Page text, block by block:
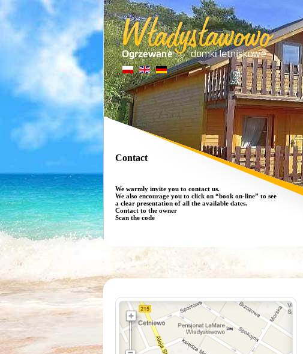
Contact
We warmly invite you to contact us.
We also encourage you to click on “book on-line” to see
a clear presentation of all the available dates.
Contact to the owner
Scan the code